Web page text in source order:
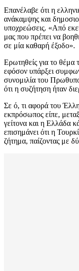
Επανέλαβε ότι η
ανάκαμψης και
υποχρεώσεις. «Από εκεί
μας που πρέπει να
σε μία καθαρή έξοδο».
Ερωτηθείς για το θέμα
εφόσον υπάρξει
συνομιλία του
ότι η συζήτηση ήταν
Σε ό, τι αφορά του
εκπρόσωπος είπε,
γείτονα και η Ελλάδα
επισημάνει ότι η
ζήτημα, παίζοντας με